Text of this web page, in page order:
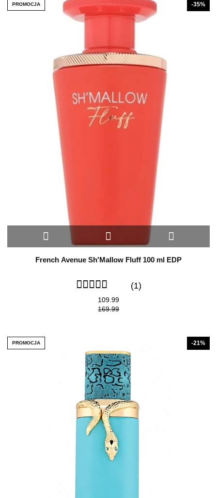
PROMOCJA
French Avenue Sh'Mallow Fluff 100 ml EDP
(1)
109.99
-35%
169.99
PROMOCJA -21%